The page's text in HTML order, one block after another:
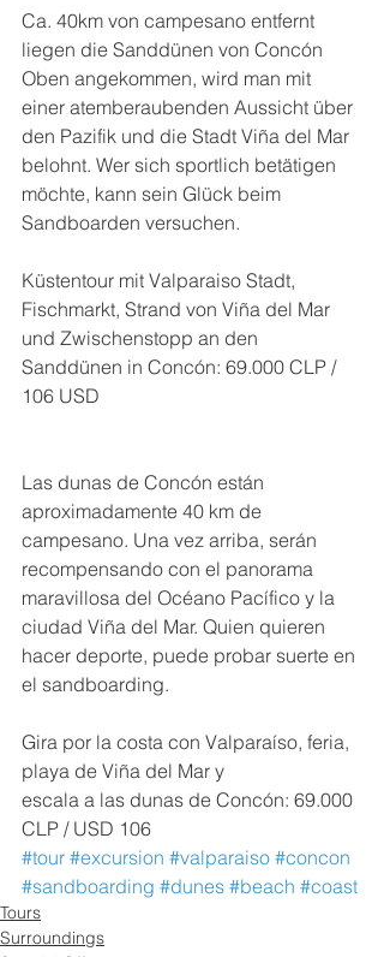
Ca. 40km von campesano entfernt
liegen die Sanddünen von Concón
Oben angekommen, wird man mit
einer atemberaubenden Aussicht über
den Pazifik und die Stadt Viña del Mar
belohnt. Wer sich sportlich betätigen
möchte, kann sein Glück beim
Sandboarden versuchen.
Küstentour mit Valparaiso Stadt,
Fischmarkt, Strand von Viña del Mar
und Zwischenstopp an den
Sanddünen in Concón: 69.000 CLP /
106 USD
Las dunas de Concón están
aproximadamente 40 km de
campesano. Una vez arriba, serán
recompensando con el panorama
maravillosa del Océano Pacífico y la
ciudad Viña del Mar. Quien quieren
hacer deporte, puede probar suerte en
el sandboarding.
Gira por la costa con Valparaíso, feria,
playa de Viña del Mar y
escala a las dunas de Concón: 69.000
CLP / USD 106
#tour #excursion #valparaiso #concon
#sandboarding #dunes #beach #coast
Tours
Surroundings